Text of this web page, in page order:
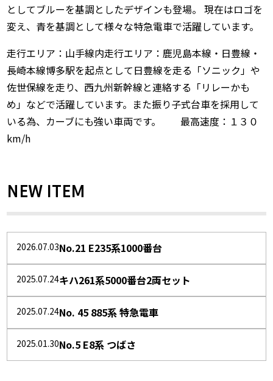
としてブルーを基調としたデザインも登場。 現在はロゴを
変え、青を基調として様々な特急電車で活躍しています。
走行エリア：山手線内走行エリア：鹿児島本線・日豊線・
長崎本線博多駅を起点として日豊線を走る「ソニック」や
佐世保線を走り、西九州新幹線と連絡する「リレーかも
め」などで活躍しています。また振り子式台車を採用して
いる為、カーブにも強い車両です。 最高速度：１３０
km/h
NEW ITEM
2026.07.03No.21 E235系1000番台
2025.07.24キハ261系5000番台2両セット
2025.07.24No. 45 885系 特急電車
2025.01.30No.5 E8系 つばさ